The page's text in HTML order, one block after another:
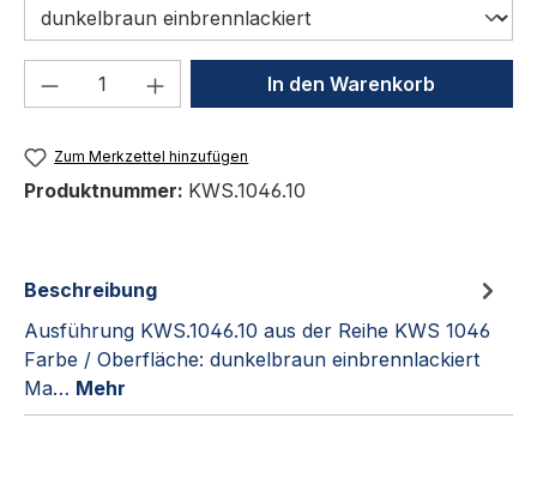
Produkt Anzahl: Gib denIn den Warenkorb
Zum Merkzettel hinzufügen
Produktnummer: KWS.1046.10
Beschreibung
Ausführung KWS.1046.10 aus der Reihe KWS 1046
Farbe / Oberfläche: dunkelbraun einbrennlackiert
Ma… Mehr